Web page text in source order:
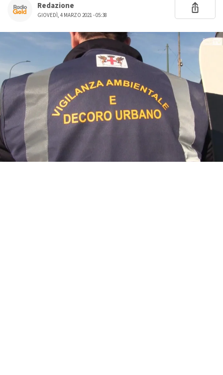
Redazione
GIOVEDÌ, 4 MARZO 2021 - 05:38